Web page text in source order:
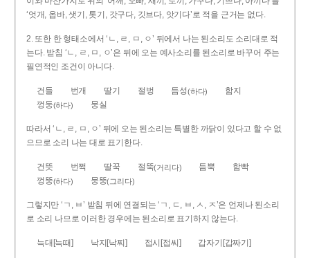
‘엇개, 옵바, 샛기, 톳기, 갓구다, 깃브다, 앗기다’로 적을 근거는 없다.
2. 또한 한 형태소에서 ‘ㄴ, ㄹ, ㅁ, ㅇ’ 뒤에서 나는 된소리도 소리대로 적
는다. 받침 ‘ㄴ, ㄹ, ㅁ, ㅇ’은 뒤에 오는 예사소리를 된소리로 바꾸어 주는
필연적인 조건이 아니다.
건들 번개 딸기 절벙 듬성(하다)
함지
껑둥(하다) 뭉실
따라서 ‘ㄴ, ㄹ, ㅁ, ㅇ’ 뒤에 오는 된소리는 특별한 까닭이 있다고 할 수 없
으므로 소리 나는 대로 표기한다.
건뜻 번쩍 딸꾹 절뚝(거리다) 듬뿍
함빡
껑뚱(하다) 뭉뚱(그리다)
그렇지만 ‘ㄱ, ㅂ’ 받침 뒤에 연결되는 ‘ㄱ, ㄷ, ㅂ, ㅅ, ㅈ’은 언제나 된소리
로 소리 나므로 이러한 경우에는 된소리로 표기하지 않는다.
늑대[늑때] 낙지[낙찌] 접시[접씨] 갑자기[갑짜기]